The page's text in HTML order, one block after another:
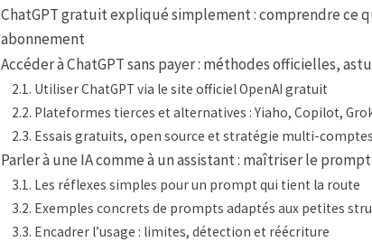
ChatGPT gratuit expliqué simplement : comprendre ce
abonnement
Accéder à ChatGPT sans payer : méthodes officielles,
Utiliser ChatGPT via le site officiel OpenAI gratuit
Plateformes tierces et alternatives : Yiaho, Copilot,
Essais gratuits, open source et stratégie multi-comptes
Parler à une IA comme à un assistant : maîtriser le
Les réflexes simples pour un prompt qui tient la route
Exemples concrets de prompts adaptés aux petites
Encadrer l’usage : limites, détection et réécriture